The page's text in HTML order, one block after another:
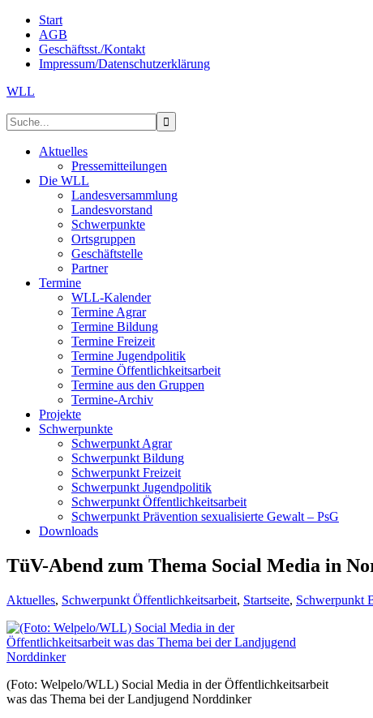
Start
AGB
Geschäftsst./Kontakt
Impressum/Datenschutzerklärung
WLL
Aktuelles
Pressemitteilungen
Die WLL
Landesversammlung
Landesvorstand
Schwerpunkte
Ortsgruppen
Geschäftstelle
Partner
Termine
WLL-Kalender
Termine Agrar
Termine Bildung
Termine Freizeit
Termine Jugendpolitik
Termine Öffentlichkeitsarbeit
Termine aus den Gruppen
Termine-Archiv
Projekte
Schwerpunkte
Schwerpunkt Agrar
Schwerpunkt Bildung
Schwerpunkt Freizeit
Schwerpunkt Jugendpolitik
Schwerpunkt Öffentlichkeitsarbeit
Schwerpunkt Prävention sexualisierte Gewalt – PsG
Downloads
TüV-Abend zum Thema Social Media in
Aktuelles, Schwerpunkt Öffentlichkeitsarbeit, Startseite, Schwerpunkt
(Foto: Welpelo/WLL) Social Media in der Öffentlichkeitsarbeit
was das Thema bei der Landjugend Norddinker